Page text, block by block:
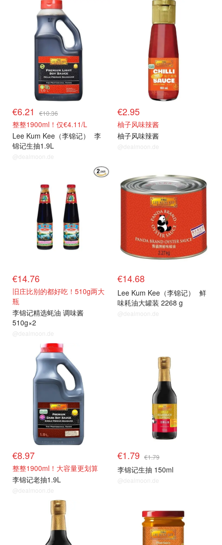
€6.21 €10.36
整整1900ml！仅€4.11/L
Lee Kum Kee（李锦记）
李
锦记生抽1.9L
@dealmoon.de
€2.95
柚子风味辣酱
柚子风味辣酱
@dealmoon.de
€14.76
旧庄比别的都好吃！510g两大
瓶
李锦记精选蚝油 调味酱
510g×2
@dealmoon.de
€14.68
Lee Kum Kee（李锦记）
鲜
味耗油大罐装 2268 g
@dealmoon.de
€8.97
整整1900ml！大容量更划算
李锦记老抽1.9L
@dealmoon.de
€1.79 €1.79
李锦记生抽 150ml
@dealmoon.de